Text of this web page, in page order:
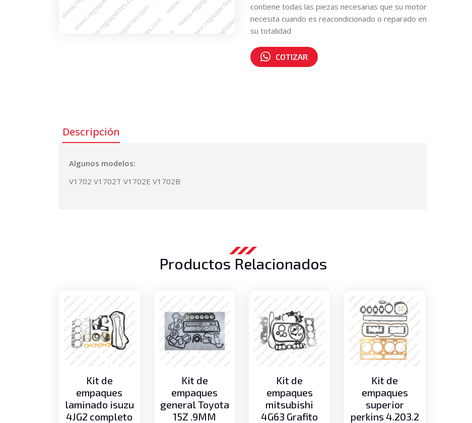
contiene todas las piezas necesarias que su motor
necesita cuando es reacondicionado o reparado en
su totalidad
COTIZAR
Descripción
Algunos modelos:
V1702 V1702T V1702E V1702B
Productos Relacionados
Kit de
empaques
laminado isuzu
4JG2 completo
Kit de
empaques
general Toyota
15Z .9MM
Kit de
empaques
mitsubishi
4G63 Grafito
Kit de
empaques
superior
perkins 4.203.2